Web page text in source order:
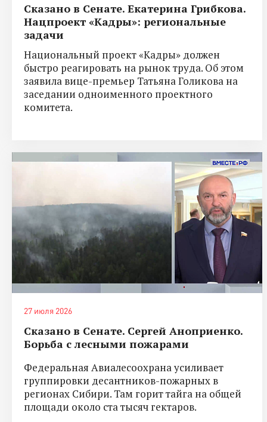
Сказано в Сенате. Екатерина Грибкова.
Нацпроект «Кадры»: региональные
задачи
Национальный проект «Кадры» должен
быстро реагировать на рынок труда. Об этом
заявила вице-премьер Татьяна Голикова на
заседании одноименного проектного
комитета.
27 июля 2026
Сказано в Сенате. Сергей Аноприенко.
Борьба с лесными пожарами
Федеральная Авиалесоохрана усиливает
группировки десантников-пожарных в
регионах Сибири. Там горит тайга на общей
площади около ста тысяч гектаров.